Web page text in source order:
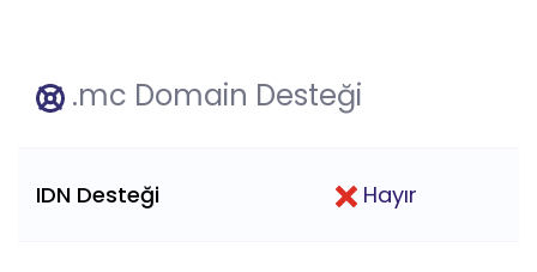
.mc Domain Desteği
IDN Desteği Hayır